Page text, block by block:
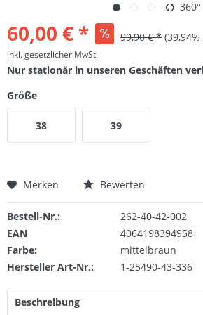
360°
60,00 € * 99,90 € *
inkl. gesetzlicher MwSt.
Nur stationär in unseren Geschäften
Größe
38 39
Merken Bewerten
Bestell-Nr.:
262-40-42-002
EAN
4064198394958
Farbe:
mittelbraun
Hersteller Art-Nr.:
1-25490-43-336
Beschreibung